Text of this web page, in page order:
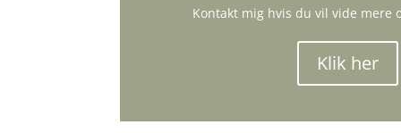
Kontakt mig hvis du vil vide mere
Klik her